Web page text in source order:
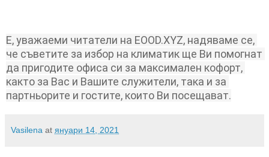
Е, уважаеми читатели на EOOD.XYZ, надяваме се,
че съветите за избор на климатик ще Ви помогнат
да пригодите офиса си за максимален кофорт,
както за Вас и Вашите служители, така и за
партньорите и гостите, които Ви посещават.
Vasilena at януари 14, 2021